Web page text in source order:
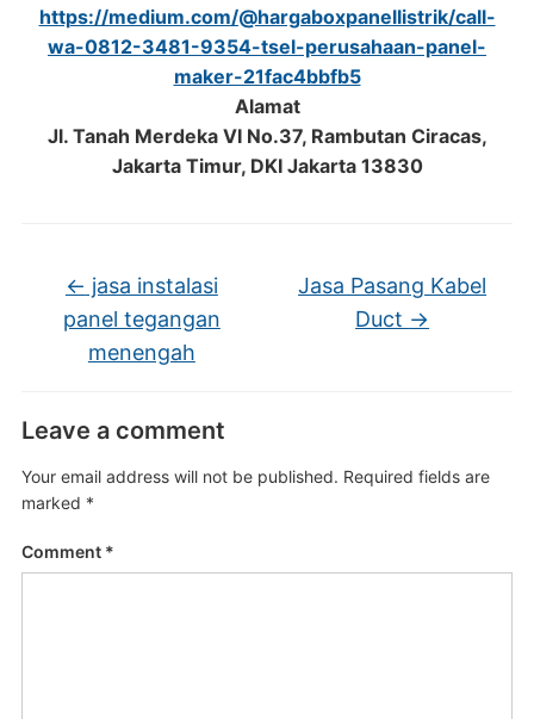
https://medium.com/@hargaboxpanellistrik/call-
wa-0812-3481-9354-tsel-perusahaan-panel-
maker-21fac4bbfb5
Alamat
Jl. Tanah Merdeka VI No.37, Rambutan Ciracas,
Jakarta Timur, DKI Jakarta 13830
← jasa instalasi
panel tegangan
menengah
Jasa Pasang Kabel
Duct →
Leave a comment
Your email address will not be published. Required fields are
marked *
Comment *